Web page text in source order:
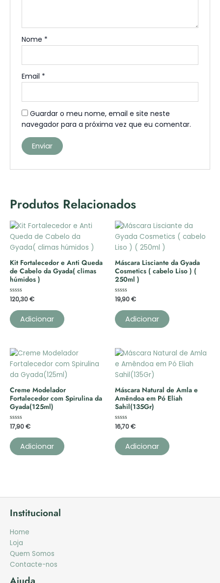
Nome *
Email *
Guardar o meu nome, email e site neste
navegador para a próxima vez que eu comentar.
Produtos Relacionados
Kit Fortalecedor e Anti Queda
de Cabelo da Gyada( climas
húmidos )
Avaliação
5
120,30€
Adicionar
Máscara Lisciante da Gyada
Cosmetics ( cabelo Liso ) (
250ml )
Avaliação
5
19,90€
Adicionar
Creme Modelador
Fortalecedor com Spirulina da
Gyada(125ml)
Avaliação
5
17,90€
Adicionar
Máscara Natural de Amla e
Amêndoa em Pó Eliah
Sahil(135Gr)
Avaliação
5
16,70€
Adicionar
Institucional
Home
Loja
Quem Somos
Contacte-nos